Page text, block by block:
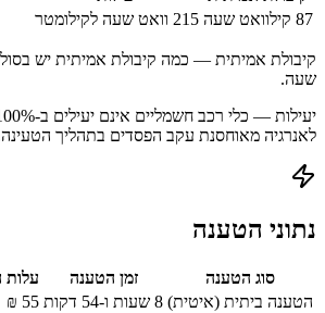
87 קילוואט שעה 215 וואט שעה לקילומטר
קיבולת אמיתית — כמה קיבולת אמיתית יש
שעה.
לאנרגיה מאוחסנת עקב הפסדים בתהליך
נתוני הטענה
סוג הטענה זמן הטענה
עלות
הטענה ביתית (איטית) 8 שעות ו-54 דקות 55
₪